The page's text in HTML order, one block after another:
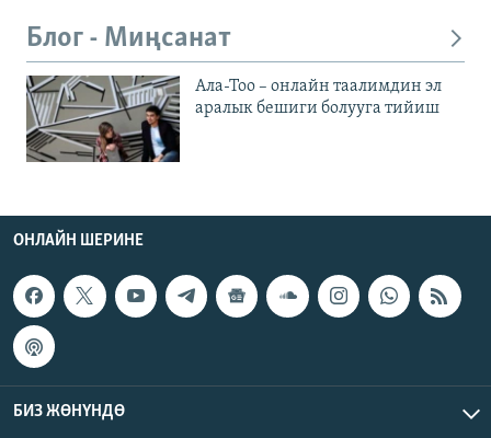
Блог - Миңсанат
Ала-Тоо – онлайн таалимдин эл
аралык бешиги болууга тийиш
ОНЛАЙН ШЕРИНЕ
БИЗ ЖӨНҮНДӨ